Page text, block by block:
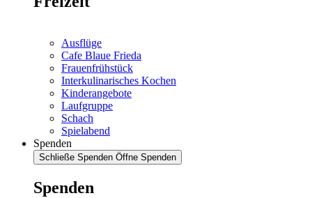
Ausflüge
Cafe Blaue Frieda
Frauenfrühstück
Interkulinarisches Kochen
Kinderangebote
Laufgruppe
Schach
Spielabend
Spenden
Schließe Spenden Öffne Spenden
Spenden